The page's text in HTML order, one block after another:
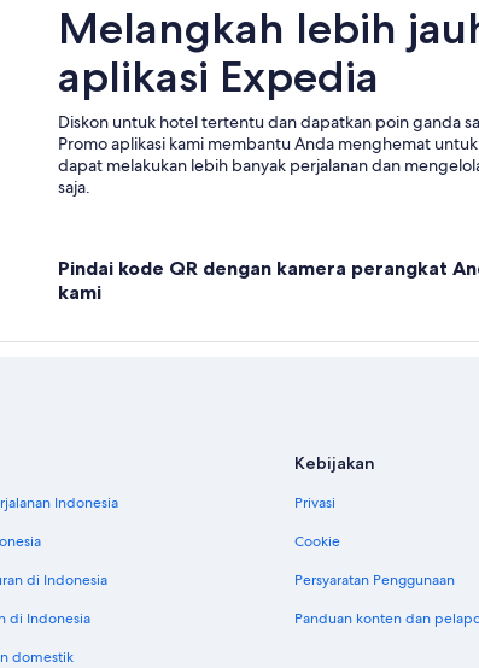
Melangkah lebih
aplikasi Expedia
Diskon untuk hotel tertentu dan dapatkan poin ganda
Promo aplikasi kami membantu Anda menghemat
dapat melakukan lebih banyak perjalanan dan
saja.
Pindai kode QR dengan kamera perangkat
kami
Indonesia
di Indonesia
di Indonesia
domestik
Kebijakan
Privasi
Cookie
Persyaratan Penggunaan
Panduan konten dan